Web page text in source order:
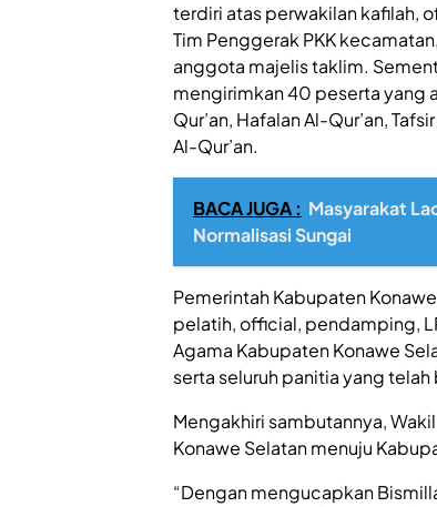
terdiri atas perwakilan kafilah,
Tim Penggerak PKK
anggota majelis taklim.
mengirimkan 40 peserta yang
Qur’an, Hafalan Al-Qur’an,
Al-Qur’an.
BACA JUGA : Masyarakat
Normalisasi Sungai
Pemerintah Kabupaten
pelatih, official, pendamping,
Agama Kabupaten Konawe
serta seluruh panitia yang
Mengakhiri sambutannya,
Konawe Selatan menuju
“Dengan mengucapkan